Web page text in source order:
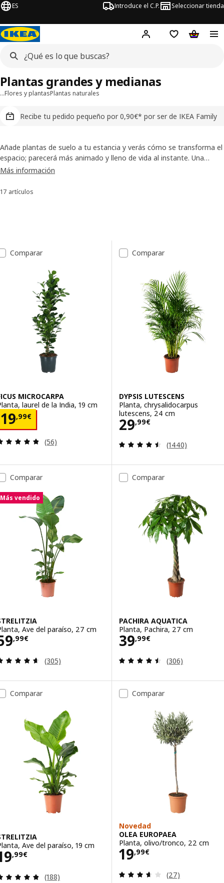
ES Introduce el C.P. Seleccionar tienda
Hej! Iniciar sesión
Lista de deseos
Carrito
…Flores y plantasPlantas naturales
Recibe tu pedido pequeño por 0,90€* por ser de IKEA Family
Plantas grandes y medianas
Añade plantas de suelo a tu estancia y verás cómo se transforma el
espacio; parecerá más animado y lleno de vida al instante. Una
planta de suelo, llena de encanto, se convertirá en el centro de
de jungla.
Más información
Ordenar y filtrar
17 artículos
Lista de resultados
Comparar
MICROCARPA
laurel de la India, 19 cm
19,99€ 19,99€
Revisa: 4.8 de 5 estrellas. Total opiniones:
(56)
Comparar
DYPSIS LUTESCENS
Planta, chrysalidocarpus
lutescens, 24 cm
29,99€
Precio 29,99€
Revisa: 4.5 de
(1440)
Comparar
Más vendido
Ave del paraíso, 27 cm
,99€ 59,99€
Revisa: 4.6 de 5 estrellas. Total opiniones:
(305)
Comparar
PACHIRA AQUATICA
Planta, Pachira, 27 cm
39,99€
Precio 39,99€
Revisa: 4.5 de
(306)
Comparar
Ave del paraíso, 19 cm
,99€ 19,99€
Revisa: 4.8 de 5 estrellas. Total opiniones:
(188)
Comparar
Novedad
OLEA EUROPAEA
Planta, olivo/tronco, 22 cm
19,99€
Precio 19,99€
Revisa: 3.6 de
(27)